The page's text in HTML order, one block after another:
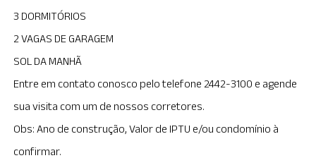
3 DORMITÓRIOS
2 VAGAS DE GARAGEM
SOL DA MANHÃ
Entre em contato conosco pelo telefone 2442-3100 e agende
sua visita com um de nossos corretores.
Obs: Ano de construção, Valor de IPTU e/ou condomínio à
confirmar.